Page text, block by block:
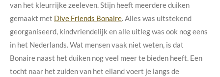
van het kleurrijke zeeleven. Stijn heeft meerdere duiken
gemaakt met Dive Friends Bonaire. Alles was uitstekend
georganiseerd, kindvriendelijk en alle uitleg was ook nog eens
in het Nederlands. Wat mensen vaak niet weten, is dat
Bonaire naast het duiken nog veel meer te bieden heeft. Een
tocht naar het zuiden van het eiland voert je langs de